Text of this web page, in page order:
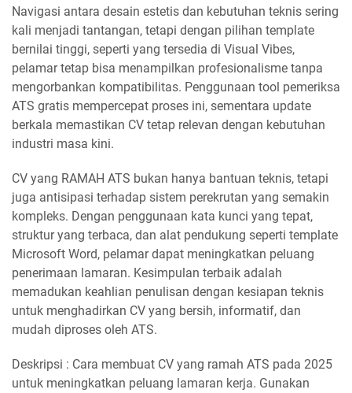
Navigasi antara desain estetis dan kebutuhan teknis sering
kali menjadi tantangan, tetapi dengan pilihan template
bernilai tinggi, seperti yang tersedia di Visual Vibes,
pelamar tetap bisa menampilkan profesionalisme tanpa
mengorbankan kompatibilitas. Penggunaan tool pemeriksa
ATS gratis mempercepat proses ini, sementara update
berkala memastikan CV tetap relevan dengan kebutuhan
industri masa kini.
CV yang RAMAH ATS bukan hanya bantuan teknis, tetapi
juga antisipasi terhadap sistem perekrutan yang semakin
kompleks. Dengan penggunaan kata kunci yang tepat,
struktur yang terbaca, dan alat pendukung seperti template
Microsoft Word, pelamar dapat meningkatkan peluang
penerimaan lamaran. Kesimpulan terbaik adalah
memadukan keahlian penulisan dengan kesiapan teknis
untuk menghadirkan CV yang bersih, informatif, dan
mudah diproses oleh ATS.
Deskripsi : Cara membuat CV yang ramah ATS pada 2025
untuk meningkatkan peluang lamaran kerja. Gunakan